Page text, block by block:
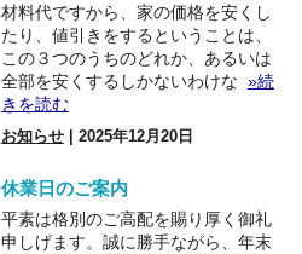
材料代ですから、家の価格を安くし
たり、値引きをするということは、
この３つのうちのどれか、あるいは
全部を安くするしかないわけな »続
きを読む
お知らせ| 2025年12月20日
休業日のご案内
平素は格別のご高配を賜り厚く御礼
申しげます。誠に勝手ながら、年末